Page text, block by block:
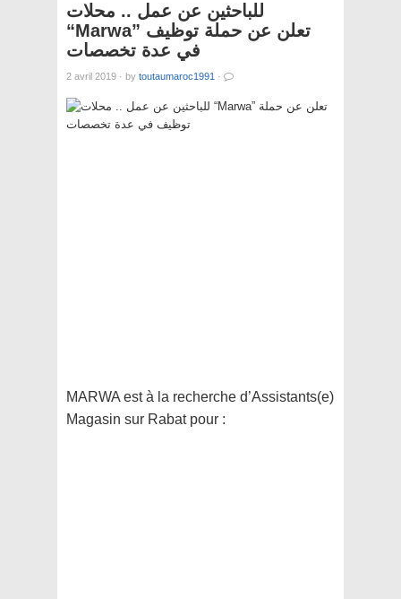
للباحثين عن عمل .. محلات
“Marwa” تعلن عن حملة توظيف
في عدة تخصصات
2 avril 2019 · by toutaumaroc1991 ·
MARWA est à la recherche d’Assistants(e)
Magasin sur Rabat pour :